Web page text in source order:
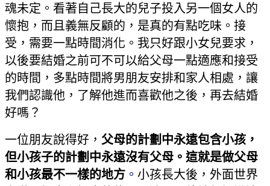
魂未定。看著自己長大的兒子投入另一個女人的
懷抱，而且義無反顧的，是真的有點吃味。接
受，需要一點時間消化。我只好跟小女兒要求，
以後要結婚之前可不可以給父母一點適應和接受
的時間，多點時間將男朋友安排和家人相處，讓
我們認識他，了解他進而喜歡他之後，再去結婚
好嗎？
一位朋友說得好， 父母的計劃中永遠包含小孩，
但小孩子的計劃中永遠沒有父母。這就是做父母
和小孩最不一樣的地方 。 小孩長大後，外面世界